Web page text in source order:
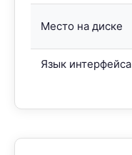
Место на диске
Язык интерфейса